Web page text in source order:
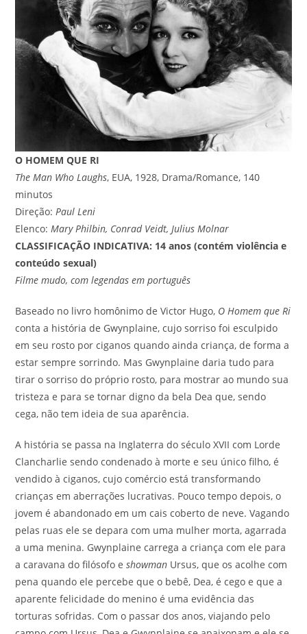
O HOMEM QUE RI
The Man Who Laughs, EUA, 1928, Drama/Romance, 140
minutos
Direção:Paul Leni
Elenco:Mary Philbin, Conrad Veidt, Julius Molnar
CLASSIFICAÇÃO INDICATIVA: 14 anos (contém violência e
conteúdo sexual)
Filme mudo, com legendas em português
Baseado no livro homônimo de Victor Hugo, O Homem que Ri
conta a história de Gwynplaine, cujo sorriso foi esculpido
em seu rosto por ciganos quando ainda criança, de forma a
estar sempre sorrindo. Mas Gwynplaine daria tudo para
tirar o sorriso do próprio rosto, para mostrar ao mundo sua
tristeza e para se tornar digno da bela Dea que, sendo
cega, não tem ideia de sua aparência.
A história se passa na Inglaterra do século XVII com Lorde
Clancharlie sendo condenado à morte e seu único filho, é
vendido à ciganos, cujo comércio está transformando
crianças em aberrações lucrativas. Pouco tempo depois, o
jovem é abandonado em um cais coberto de neve. Vagando
pelas ruas ele se depara com uma mulher morta, agarrada
a uma menina. Gwynplaine carrega a criança com ele para
a caravana do filósofo eshowman Ursus, que os acolhe com
pena quando ele percebe que o bebê, Dea, é cego e que a
aparente felicidade do menino é uma evidência das
torturas sofridas. Com o passar dos anos, viajando pelo